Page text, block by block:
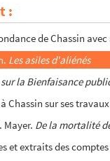
: des enfants
de Chassin
Les asiles d'aliénés
sur la Bienfaisance
à Chassin sur ses
Mayer. De la mortalité
et extraits des